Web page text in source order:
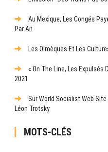
Au Mexique, Les Congés
Par An
Les Olmèques Et Les
« On The Line, Les Expulsés
2021
Sur World Socialist Web
Léon Trotsky
MOTS-CLÉS